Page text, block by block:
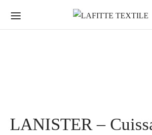
LANISTER –